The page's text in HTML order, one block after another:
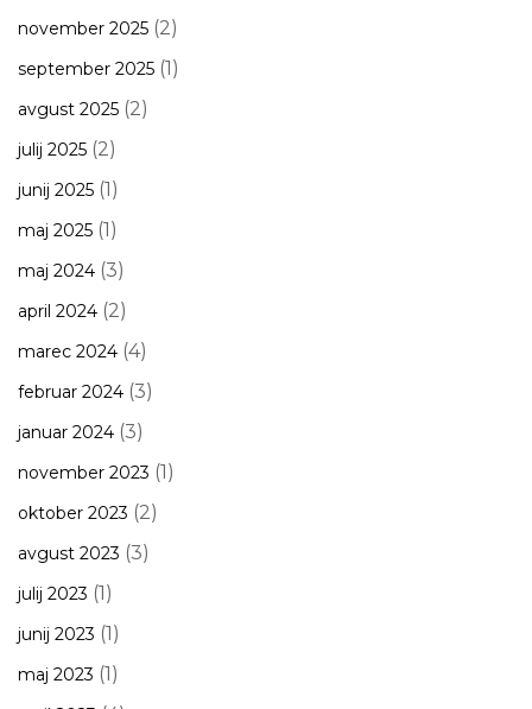
november 2025 (2)
september 2025 (1)
avgust 2025 (2)
julij 2025 (2)
junij 2025 (1)
maj 2025 (1)
maj 2024 (3)
april 2024 (2)
marec 2024 (4)
februar 2024 (3)
januar 2024 (3)
november 2023 (1)
oktober 2023 (2)
avgust 2023 (3)
julij 2023 (1)
junij 2023 (1)
maj 2023 (1)